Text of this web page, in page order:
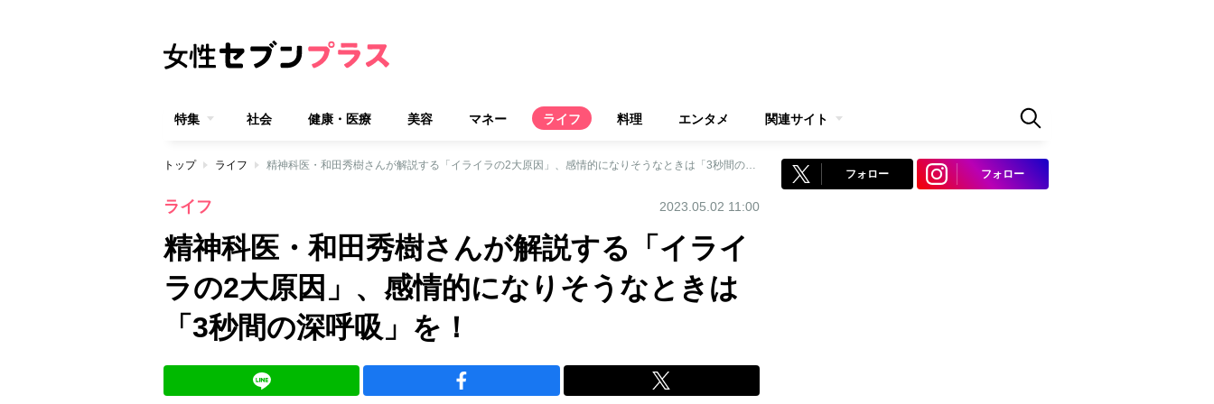
特集 社会 健康・医療 美容 マネー ライフ 料理 エンタメ 関連サイト
トップ ライフ 精神科医・和田秀樹さんが解説する「イライラの2大原因」、感情的になりそうなときは「3秒間の深呼吸」を！
ライフ 2023.05.02 11:00
精神科医・和田秀樹さんが解説する「イライ
ラの2大原因」、感情的になりそうなときは
「3秒間の深呼吸」を！
フォロー フォロー